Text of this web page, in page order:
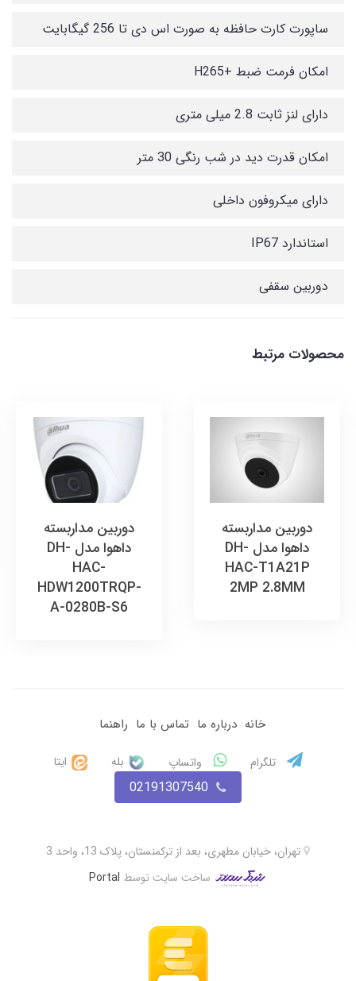
ساپورت کارت حافظه به صورت اس دی تا 256 گیگابایت
امکان فرمت ضبط +H265
دارای لنز ثابت 2.8 میلی متری
امکان قدرت دید در شب رنگی 30 متر
دارای میکروفون داخلی
استاندارد IP67
دوربین سقفی
محصولات مرتبط
دوربین مداربسته
داهوا مدل DH-
HAC-T1A21P
2MP 2.8MM
دوربین مداربسته
داهوا مدل DH-
HAC-
HDW1200TRQP-
A-0280B-S6
خانه درباره ما تماس با ما راهنما
تلگرام واتساپ بله ایتا
02191307540
ساخت سایت توسط Portal
تهران، خیابان مطهری، بعد از ترکمنستان، پلاک 13، واحد 3